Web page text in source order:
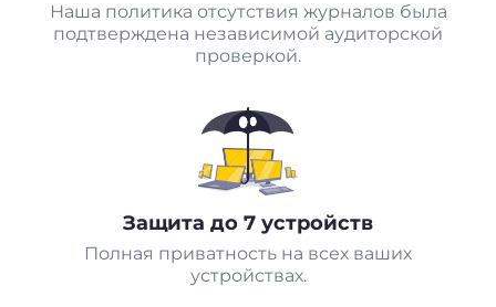
Наша политика отсутствия журналов была
подтверждена независимой аудиторской
проверкой.
Защита до 7 устройств
Полная приватность на всех ваших
устройствах.